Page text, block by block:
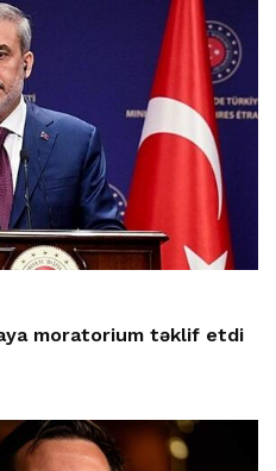
moratorium təklif etdi